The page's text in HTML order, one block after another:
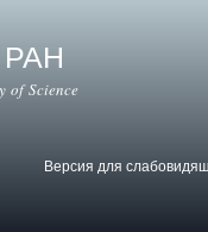
РАН
of Science
Версия для
Версия для